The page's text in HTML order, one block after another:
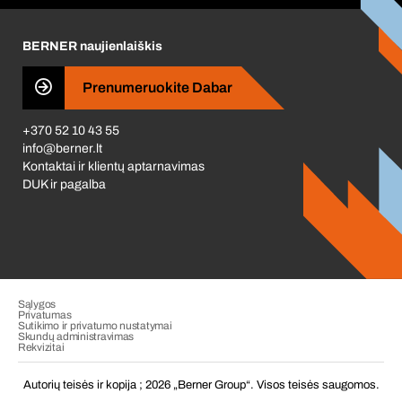
Business Conduct
BERNER naujienlaiškis
Prenumeruokite Dabar
+370 52 10 43 55
info@berner.lt
Kontaktai ir klientų aptarnavimas
DUK ir pagalba
Autorių teisės ir kopija ; 2026 „Berner Group“. Visos teisės saugomos.
Sąlygos
Privatumas
Sutikimo ir privatumo nustatymai
Skundų administravimas
Rekvizitai